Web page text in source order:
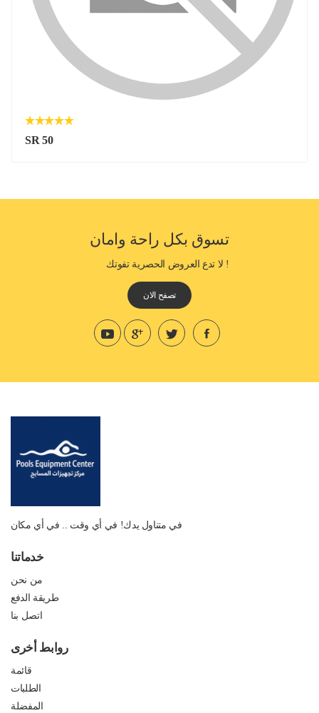
SR 50
تسوق بكل راحة وامان
! لا تدع العروض الحصرية تفوتك
تصفح الان
في متناول يدك! في أي وقت .. في أي مكان
خدماتنا
من نحن
طريقة الدفع
اتصل بنا
روابط أخرى
قائمة
الطلبات
المفضلة